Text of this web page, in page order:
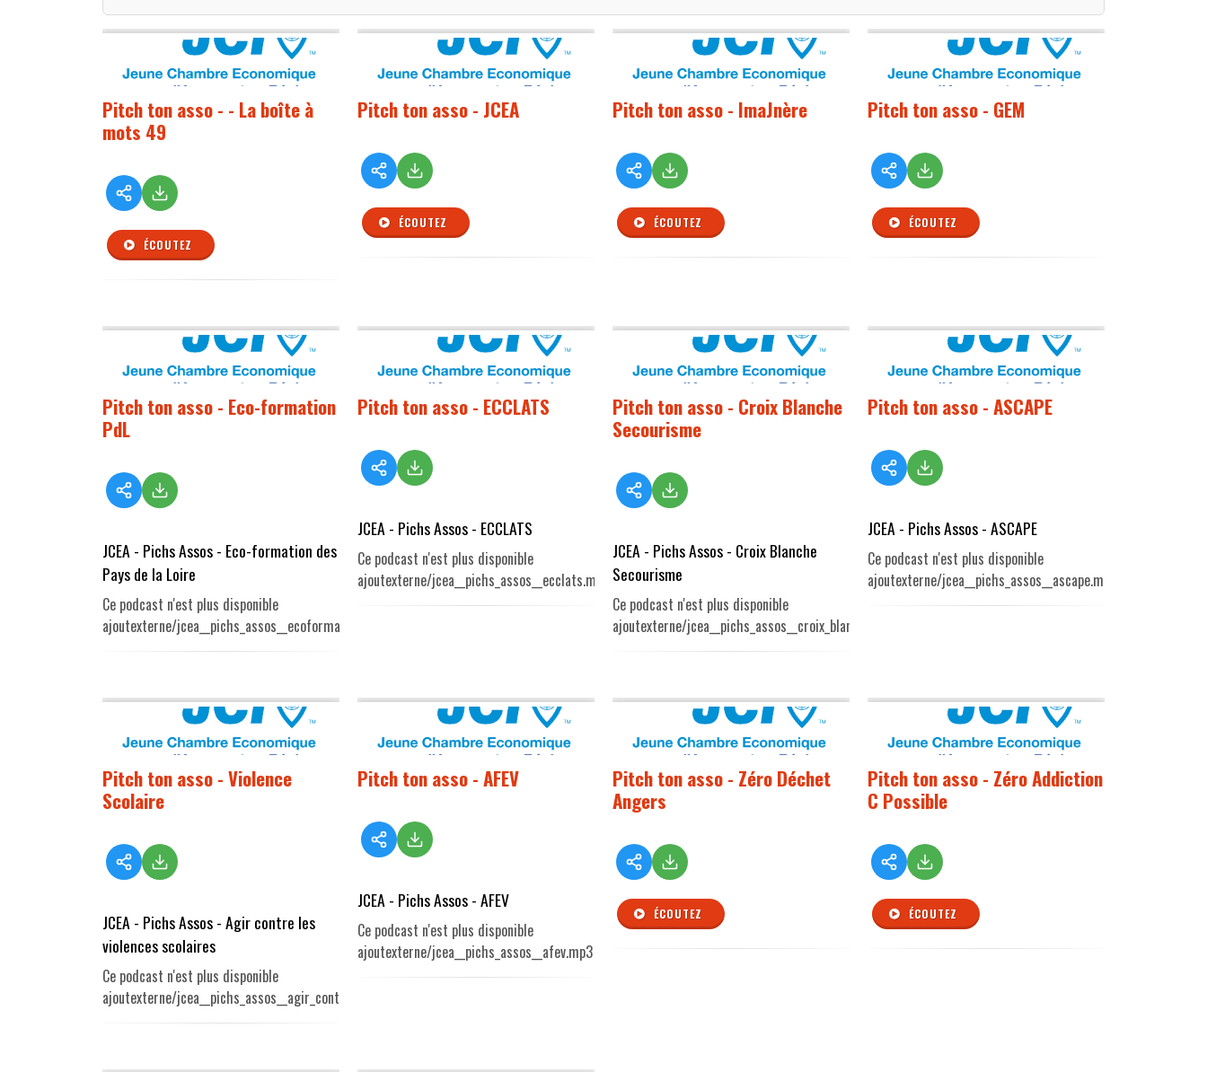
Pitch ton asso - - La boîte à
mots 49
ÉCOUTEZ
Pitch ton asso - JCEA
ÉCOUTEZ
Pitch ton asso - ImaJnère
ÉCOUTEZ
Pitch ton asso - GEM
ÉCOUTEZ
Pitch ton asso - Eco-formation
PdL
JCEA - Pichs Assos - Eco-formation des
Pays de la Loire
Ce podcast n'est plus disponible
ajoutexterne/jcea__pichs_assos__ecoformatio.mp3
Pitch ton asso - ECCLATS
JCEA - Pichs Assos - ECCLATS
Ce podcast n'est plus disponible
ajoutexterne/jcea__pichs_assos__ecclats.mp3
Pitch ton asso - Croix Blanche
Secourisme
JCEA - Pichs Assos - Croix Blanche
Secourisme
Ce podcast n'est plus disponible
ajoutexterne/jcea__pichs_assos__croix_blanc.mp3
Pitch ton asso - ASCAPE
JCEA - Pichs Assos - ASCAPE
Ce podcast n'est plus disponible
ajoutexterne/jcea__pichs_assos__ascape.mp3
Pitch ton asso - Violence
Scolaire
JCEA - Pichs Assos - Agir contre les
violences scolaires
Ce podcast n'est plus disponible
ajoutexterne/jcea__pichs_assos__agir_contre.mp3
Pitch ton asso - AFEV
JCEA - Pichs Assos - AFEV
Ce podcast n'est plus disponible
ajoutexterne/jcea__pichs_assos__afev.mp3
Pitch ton asso - Zéro Déchet
Angers
ÉCOUTEZ
Pitch ton asso - Zéro Addiction
C Possible
ÉCOUTEZ